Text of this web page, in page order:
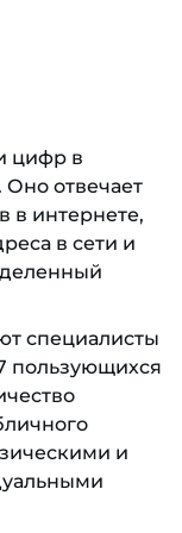
цифр в
Оно отвечает
в интернете,
в сети и
специалисты
пользующихся
и